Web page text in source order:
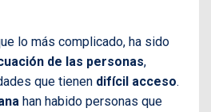
lo más complicado, ha sido
de las personas,
que tienen difícil acceso.
han habido personas que